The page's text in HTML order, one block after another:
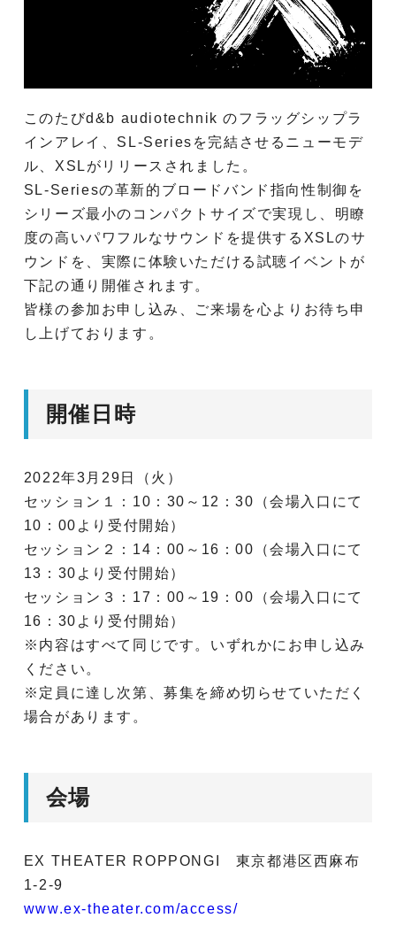
このたびd&b audiotechnik のフラッグシップラ
インアレイ、SL-Seriesを完結させるニューモデ
ル、XSLがリリースされました。
SL-Seriesの革新的ブロードバンド指向性制御を
シリーズ最小のコンパクトサイズで実現し、明瞭
度の高いパワフルなサウンドを提供するXSLのサ
ウンドを、実際に体験いただける試聴イベントが
下記の通り開催されます。
皆様の参加お申し込み、ご来場を心よりお待ち申
し上げております。
開催日時
2022年3月29日（火）
セッション１：10：30～12：30（会場入口にて
10：00より受付開始）
セッション２：14：00～16：00（会場入口にて
13：30より受付開始）
セッション３：17：00～19：00（会場入口にて
16：30より受付開始）
※内容はすべて同じです。いずれかにお申し込み
ください。
※定員に達し次第、募集を締め切らせていただく
場合があります。
会場
EX THEATER ROPPONGI 東京都港区西麻布
1-2-9
www.ex-theater.com/access/